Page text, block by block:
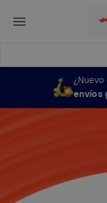
¿Nuevo
envíos